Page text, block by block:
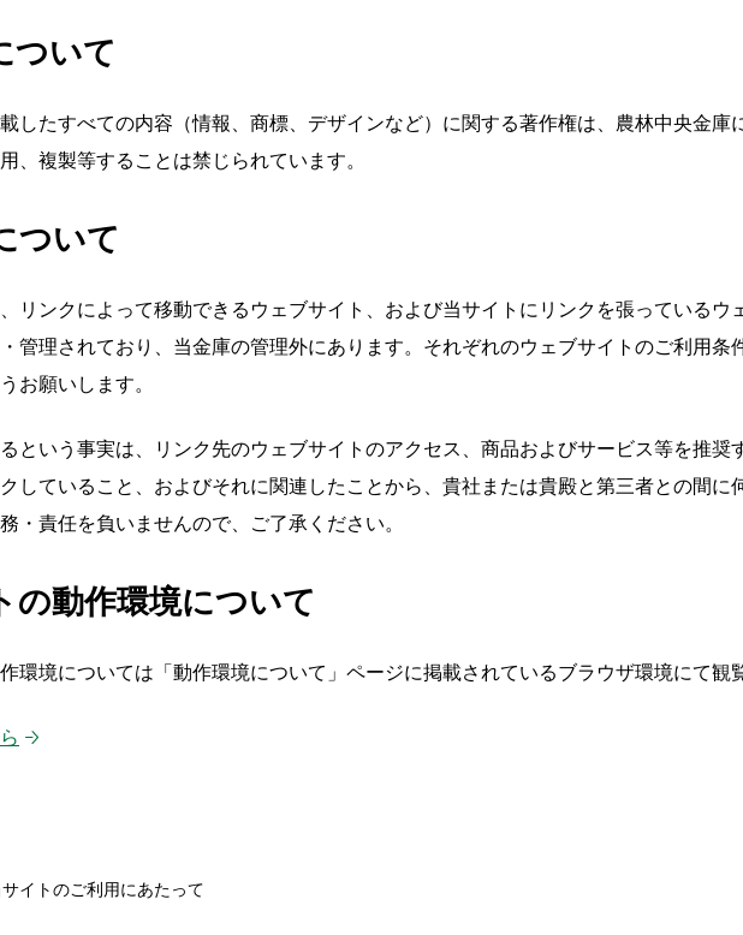
ついて
したすべての内容（情報、商標、デザインなど）に関する著作権は、農林中央金庫
、複製等することは禁じられています。
ついて
リンクによって移動できるウェブサイト、および当サイトにリンクを張っているウ
管理されており、当金庫の管理外にあります。それぞれのウェブサイトのご利用条
お願いします。
という事実は、リンク先のウェブサイトのアクセス、商品およびサービス等を推奨
していること、およびそれに関連したことから、貴社または貴殿と第三者との間に
・責任を負いませんので、ご了承ください。
の動作環境について
環境については「動作環境について」ページに掲載されているブラウザ環境にて観
サイトのご利用にあたって